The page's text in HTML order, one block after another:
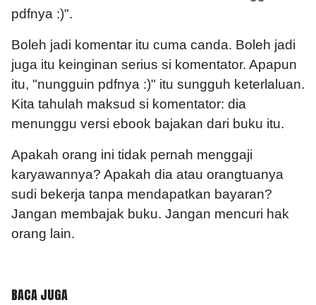
pdfnya :)".
Boleh jadi komentar itu cuma canda. Boleh jadi
juga itu keinginan serius si komentator. Apapun
itu, "nungguin pdfnya :)" itu sungguh keterlaluan.
Kita tahulah maksud si komentator: dia
menunggu versi ebook bajakan dari buku itu.
Apakah orang ini tidak pernah menggaji
karyawannya? Apakah dia atau orangtuanya
sudi bekerja tanpa mendapatkan bayaran?
Jangan membajak buku. Jangan mencuri hak
orang lain.
BACA JUGA